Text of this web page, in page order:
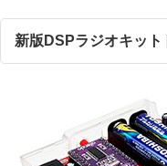
新版DSPラジオキット